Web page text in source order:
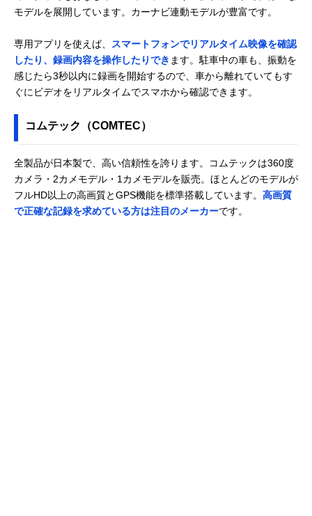
モデルを展開しています。カーナビ連動モデルが豊富です。
専用アプリを使えば、 スマートフォンでリアルタイム映像を確認
したり、録画内容を操作したりでき ます。駐車中の車も、振動を
感じたら3秒以内に録画を開始するので、車から離れていてもす
ぐにビデオをリアルタイムでスマホから確認できます。
コムテック（COMTEC）
全製品が日本製で、高い信頼性を誇ります。コムテックは360度
カメラ・2カメモデル・1カメモデルを販売。ほとんどのモデルが
フルHD以上の高画質とGPS機能を標準搭載しています。 高画質
で正確な記録を求めている方は注目のメーカーです。